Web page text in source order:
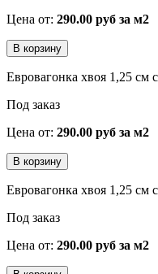
Цена от: 290.00 руб за м2
Евровагонка хвоя 1,25 см
Под заказ
Цена от: 290.00 руб за м2
Евровагонка хвоя 1,25 см
Под заказ
Цена от: 290.00 руб за м2